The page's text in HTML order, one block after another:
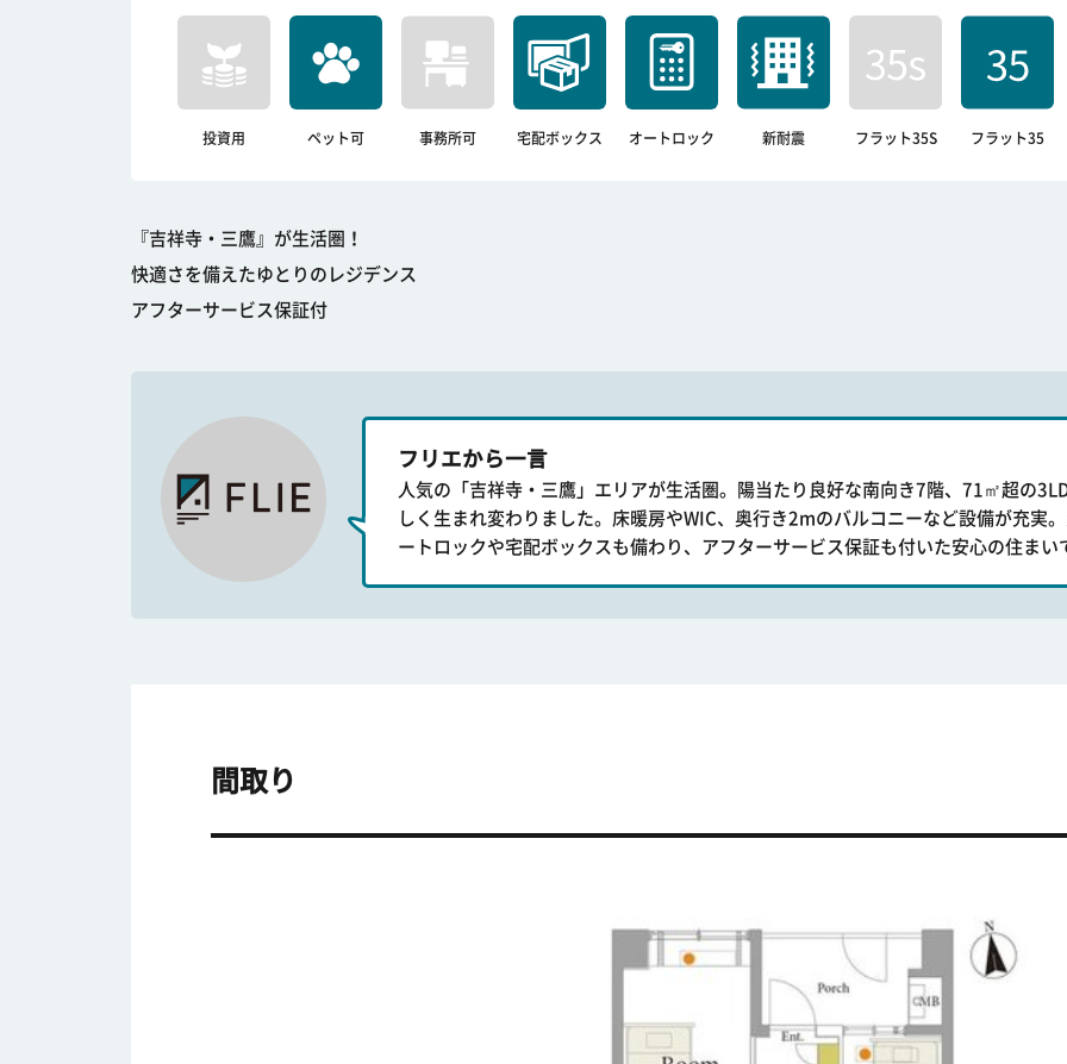
投資用 ペット可 事務所可 宅配ボックス オートロック 新耐震 フラット35S フラット35
『吉祥寺・三鷹』が生活圏！
快適さを備えたゆとりのレジデンス
アフターサービス保証付
フリエから一言
人気の「吉祥寺・三鷹」エリアが生活圏。陽当たり良好な南向き7階、71㎡超の
しく生まれ変わりました。床暖房やWIC、奥行き2mのバルコニーなど設備が充実
ートロックや宅配ボックスも備わり、アフターサービス保証も付いた安心の住まい
間取り